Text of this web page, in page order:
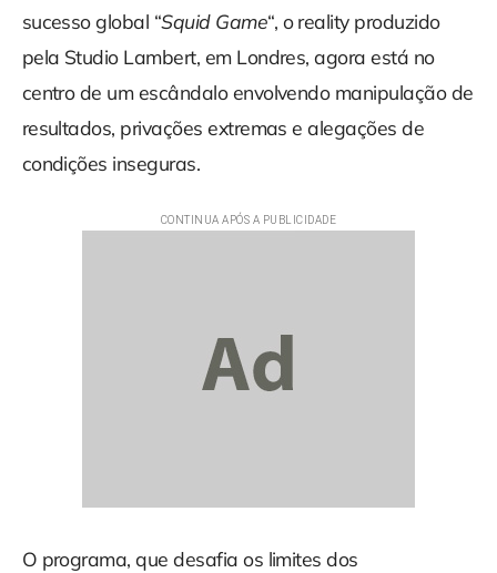
sucesso global “Squid Game“, o reality produzido
pela Studio Lambert, em Londres, agora está no
centro de um escândalo envolvendo manipulação de
resultados, privações extremas e alegações de
condições inseguras.
O programa, que desafia os limites dos